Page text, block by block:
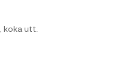
koka utt.